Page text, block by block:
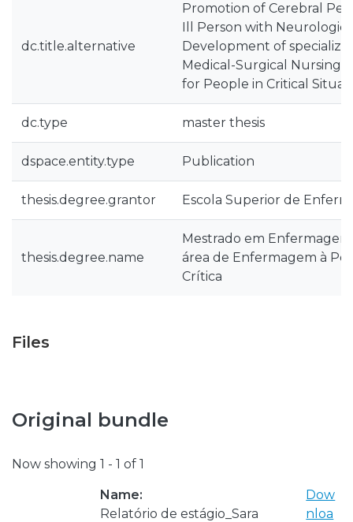
dc.title.alternative
Promotion of Cerebral
Ill Person with
Development of
Medical-Surgical Nursing
for People in Critical
dc.type master thesis
dspace.entity.type Publication
thesis.degree.grantor Escola Superior de
thesis.degree.name
Mestrado em
área de Enfermagem à
Crítica
Files
Original bundle
Now showing 1 - 1 of 1
Name:
Relatório de estágio_Sara
Dow
nloa